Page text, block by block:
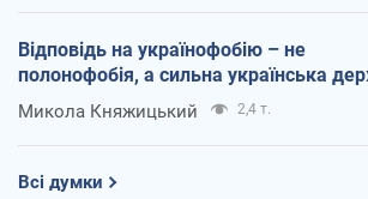
Відповідь на українофобію – не
полонофобія, а сильна українська
Микола Княжицький 2,4 т.
Всі думки